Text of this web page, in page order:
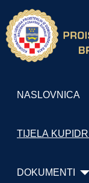
NASLOVNICA
TIJELA
DOKUMENTI